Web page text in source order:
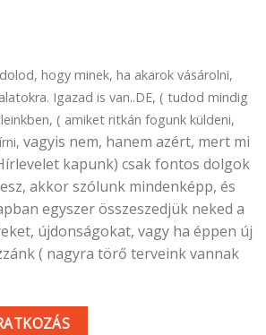
hogy minek, ha akarok vásárolni,
Igazad is van..DE, ( tudod mindig
( amiket ritkán fogunk küldeni,
vagyis nem, hanem azért, mert mi
kapunk) csak fontos dolgok
akkor szólunk mindenképp, és
egyszer összeszedjük neked a
újdonságokat, vagy ha éppen új
( nagyra törő terveink vannak